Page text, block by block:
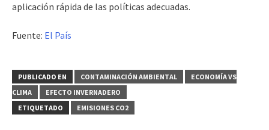
aplicación rápida de las políticas adecuadas.
Fuente: El País
PUBLICADO EN CONTAMINACIÓN AMBIENTAL
ECONOMÍA VS
CLIMA
EFECTO INVERNADERO
ETIQUETADO
EMISIONES CO2